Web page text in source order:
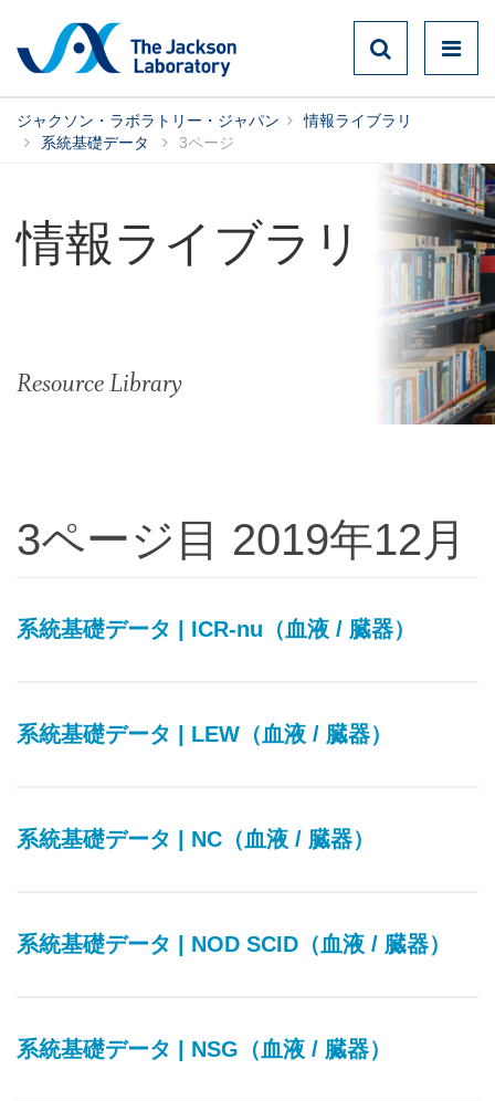
ジャクソン・ラボラトリー・ジャパン
情報ライブラリ
系統基礎データ
3ページ
情報ライブラリ
Resource Library
3ページ目 2019年12月
系統基礎データ | ICR-nu（血液 / 臓器）
系統基礎データ | LEW（血液 / 臓器）
系統基礎データ | NC（血液 / 臓器）
系統基礎データ | NOD SCID（血液 / 臓器）
系統基礎データ | NSG（血液 / 臓器）